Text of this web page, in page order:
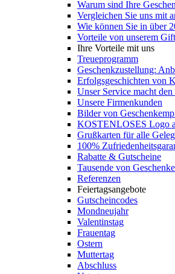
Warum sind Ihre
Vergleichen Sie uns mit
Wie können Sie in über
Vorteile von unserem
Ihre Vorteile mit uns
Treueprogramm
Geschenkzustellung:
Erfolgsgeschichten von
Unser Service macht
Unsere Firmenkunden
Bilder von
KOSTENLOSES Logo
Grußkarten für alle
100%
Rabatte & Gutscheine
Tausende von
Referenzen
Feiertagsangebote
Gutscheincodes
Mondneujahr
Valentinstag
Frauentag
Ostern
Muttertag
Abschluss